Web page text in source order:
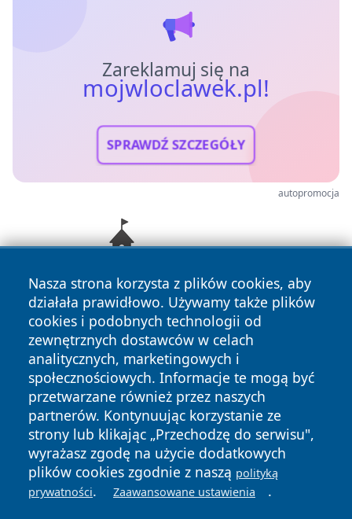
Zareklamuj się na
mojwloclawek.pl!
SPRAWDŹ SZCZEGÓŁY
autopromocja
Nasza strona korzysta z plików cookies, aby
działała prawidłowo. Używamy także plików
cookies i podobnych technologii od
zewnętrznych dostawców w celach
analitycznych, marketingowych i
społecznościowych. Informacje te mogą być
przetwarzane również przez naszych
partnerów. Kontynuując korzystanie ze
strony lub klikając „Przechodzę do serwisu",
wyrażasz zgodę na użycie dodatkowych
plików cookies zgodnie z naszą polityką
prywatności. Zaawansowane ustawienia .
Copyright © 2026 mojwloclawek.pl Wszystkie prawa
zastrzeżone.
News Autorzy
Polityka
Prywatności
Polityka
Cookies